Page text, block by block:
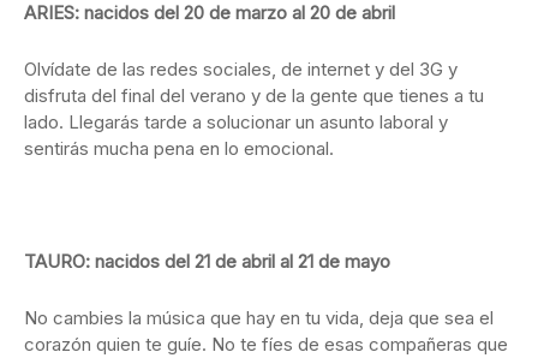
ARIES: nacidos del 20 de marzo al 20 de abril
Olvídate de las redes sociales, de internet y del 3G y
disfruta del final del verano y de la gente que tienes a tu
lado. Llegarás tarde a solucionar un asunto laboral y
sentirás mucha pena en lo emocional.
TAURO: nacidos del 21 de abril al 21 de mayo
No cambies la música que hay en tu vida, deja que sea el
corazón quien te guíe. No te fíes de esas compañeras que